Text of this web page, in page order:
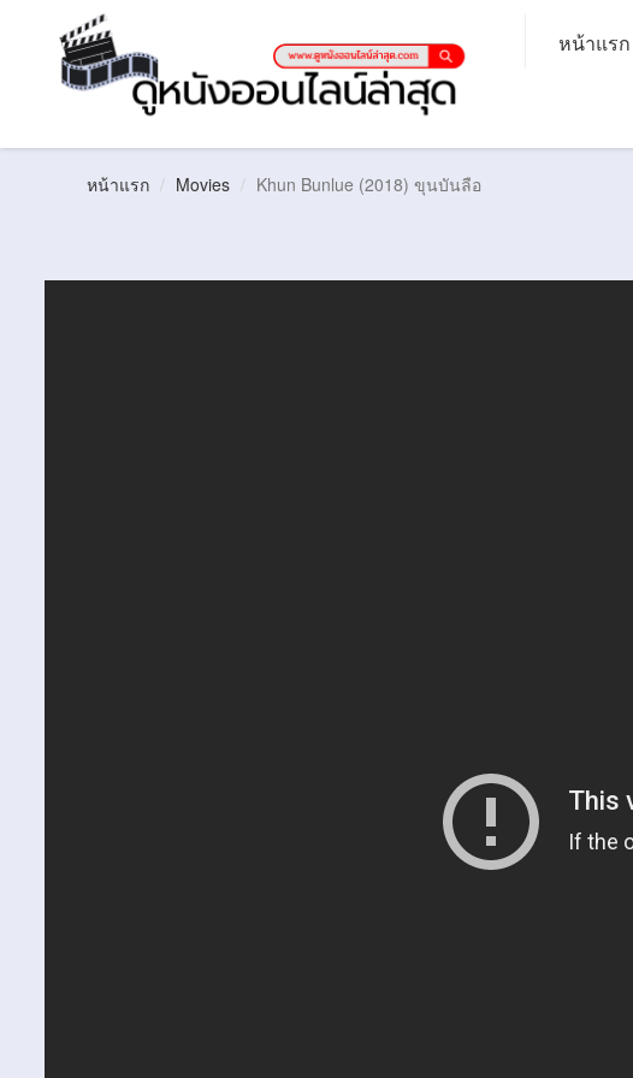
หน้าแรก
หน้าแรก Movies Khun Bunlue (2018) ขุนบันลือ